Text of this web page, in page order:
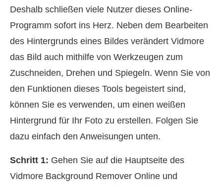
Deshalb schließen viele Nutzer dieses Online-
Programm sofort ins Herz. Neben dem Bearbeiten
des Hintergrunds eines Bildes verändert Vidmore
das Bild auch mithilfe von Werkzeugen zum
Zuschneiden, Drehen und Spiegeln. Wenn Sie von
den Funktionen dieses Tools begeistert sind,
können Sie es verwenden, um einen weißen
Hintergrund für Ihr Foto zu erstellen. Folgen Sie
dazu einfach den Anweisungen unten.
Schritt 1: Gehen Sie auf die Hauptseite des
Vidmore Background Remover Online und